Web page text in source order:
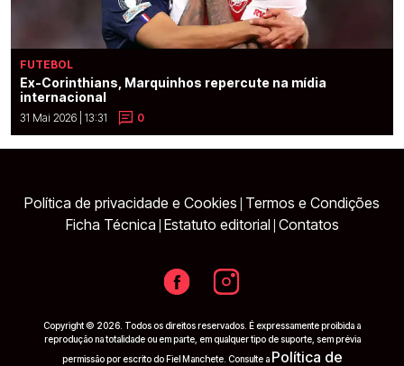
FUTEBOL
Ex-Corinthians, Marquinhos repercute na mídia
internacional
31 Mai 2026 | 13:31 0
Política de privacidade e Cookies Termos e Condições
Ficha Técnica Estatuto editorial Contatos
Copyright © 2026. Todos os direitos reservados. É expressamente proibida a
reprodução na totalidade ou em parte, em qualquer tipo de suporte, sem prévia
permissão por escrito do Fiel Manchete. Consulte a Política de